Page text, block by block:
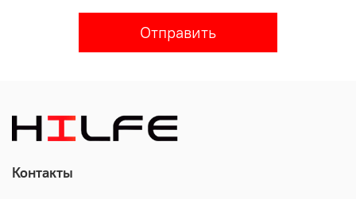
Отправить
Контакты